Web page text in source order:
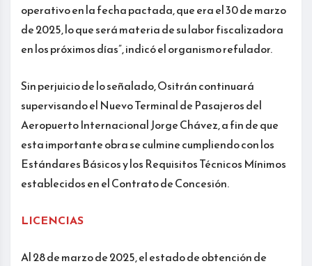
operativo en la fecha pactada, que era el 30 de marzo
de 2025, lo que será materia de su labor fiscalizadora
en los próximos días”, indicó el organismo refulador.
Sin perjuicio de lo señalado, Ositrán continuará
supervisando el Nuevo Terminal de Pasajeros del
Aeropuerto Internacional Jorge Chávez, a fin de que
esta importante obra se culmine cumpliendo con los
Estándares Básicos y los Requisitos Técnicos Mínimos
establecidos en el Contrato de Concesión.
LICENCIAS
Al 28 de marzo de 2025, el estado de obtención de